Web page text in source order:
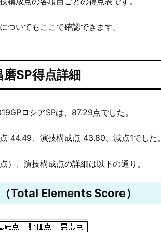
ついてもここで確認できます。
磨SP得点詳細
ロシアSPは、87.29点でした。
44.49、演技構成点 43.80、減点1でした。
）、演技構成点の詳細は以下の通り。
Total Elements Score）